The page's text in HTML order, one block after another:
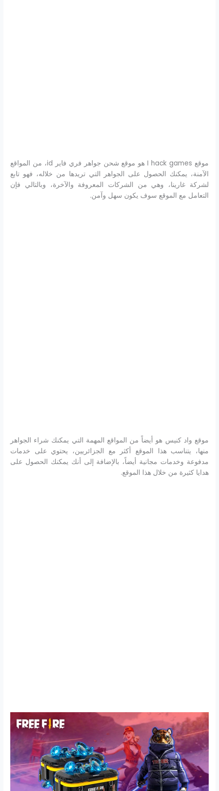
موقع I hack games هو موقع شحن جواهر فري فاير id، من المواقع
الآمنة، يمكنك الحصول على الجواهر التي تريدها من خلاله، فهو تابع
لشركة غارينا، وهي من الشركات المعروفة والآخرة، وبالتالي فإن
التعامل مع الموقع سوف يكون سهل وآمن.
موقع واد كنيس هو أيضاً من المواقع المهمة التي يمكنك شراء الجواهر
منها، يتناسب هذا الموقع أكثر مع الجزائريين، يحتوي على خدمات
مدفوعة وخدمات مجانية أيضاً، بالإضافة إلى أنك يمكنك الحصول على
هدايا كثيرة من خلال هذا الموقع.